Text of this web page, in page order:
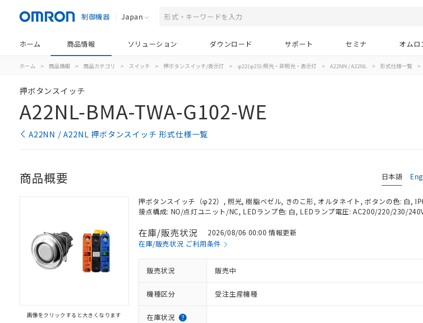
制御機器 Japan
ホーム 商品情報 ソリューション ダウンロード サポート セミナ オムロ
ホーム > 商品情報 > 商品カテゴリ > スイッチ > 押ボタンスイッチ/表示灯 > φ22(φ25):照光・非照光・表示灯 > A22NN / A22NL > 形式仕様一覧 >
押ボタンスイッチ
A22NL-BMA-TWA-G102-WE
A22NN / A22NL 押ボタンスイッチ 形式仕様一覧
日本語
商品概要
画像をクリックすると大きくなります
押ボタンスイッチ（φ22）, 照光, 樹脂ベゼル, きのこ形, オルタネイト, ボタンの色: 白,
接点構成: NO/点灯ユニット/NC, LEDランプ色: 白, LEDランプ電圧: AC200/220/230/
在庫/販売状況
2026/08/06 00:00 情報更新
在庫/販売状況 ご利用条件
販売状況 販売中
機種区分 受注生産機種
在庫状況